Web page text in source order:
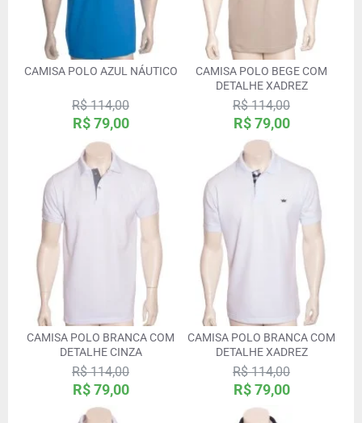
CAMISA POLO AZUL NÁUTICO
R$ 79,00
R$ 114,00
CAMISA POLO BEGE COM
DETALHE XADREZ
R$ 79,00
R$ 114,00
CAMISA POLO BRANCA COM
DETALHE CINZA
R$ 79,00
R$ 114,00
CAMISA POLO BRANCA COM
DETALHE XADREZ
R$ 79,00
R$ 114,00